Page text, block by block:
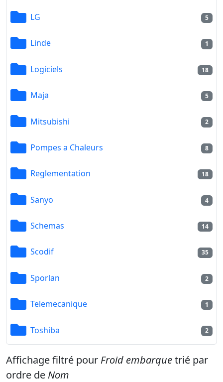
LG 5
Linde 1
Logiciels 18
Maja 5
Mitsubishi 2
Pompes a Chaleurs 8
Reglementation 18
Sanyo 4
Schemas 14
Scodif 35
Sporlan 2
Telemecanique 1
Toshiba 2
Affichage filtré pour Froid embarquetrié par
ordre de Nom